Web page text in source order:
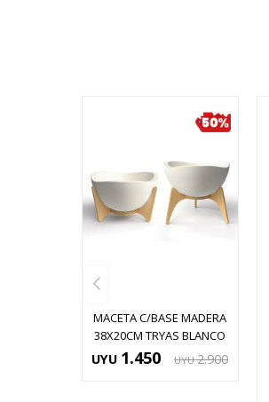
MACETA C/BASE MADERA
38X20CM TRYAS BLANCO
UYU 1.450 UYU 2.900